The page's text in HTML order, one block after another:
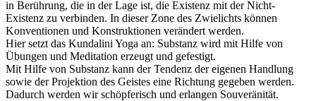
in Berührung, die in der Lage ist, die Existenz mit der Nicht-
Existenz zu verbinden. In dieser Zone des Zwielichts können
Konventionen und Konstruktionen verändert werden.
Hier setzt das Kundalini Yoga an: Substanz wird mit Hilfe von
Übungen und Meditation erzeugt und gefestigt.
Mit Hilfe von Substanz kann der Tendenz der eigenen Handlung
sowie der Projektion des Geistes eine Richtung gegeben werden.
Dadurch werden wir schöpferisch und erlangen Souveränität.